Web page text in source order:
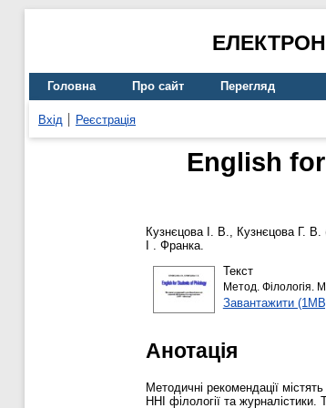
Головна Про сайт Перегляд
Вхід Реєстрація
English
Кузнєцова І. В., Кузнєцова Г. В.
І . Франка.
Текст
Метод. Філологія.
Завантажити
Анотація
Методичні рекомендації
ННІ філології та